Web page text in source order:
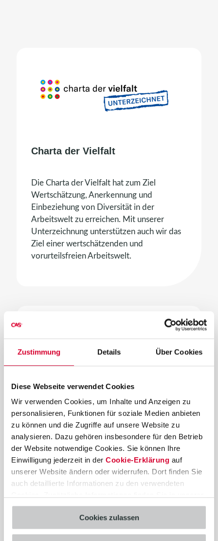
Zustimmung Details Über Cookies
Diese Webseite verwendet Cookies
Wir verwenden Cookies, um Inhalte und Anzeigen zu
personalisieren, Funktionen für soziale Medien anbieten
zu können und die Zugriffe auf unsere Website zu
analysieren. Dazu gehören insbesondere für den Betrieb
der Website notwendige Cookies. Sie können Ihre
Einwilligung jederzeit in der Cookie-Erklärung auf
unserer Website ändern oder widerrufen. Dort finden Sie
auch detaillierte Informationen zu den verwendeten
Datenschutzerklärung.
Cookies zulassen
Charta der Vielfalt
Die Charta der Vielfalt hat zum Ziel
Wertschätzung, Anerkennung und
Einbeziehung von Diversität in der
Arbeitswelt zu erreichen. Mit unserer
Unterzeichnung unterstützen auch wir das
Ziel einer wertschätzenden und
vorurteilsfreien Arbeitswelt.
UN Global Compact
DerUN Global Compactsetzt sich für eine
inklusivere und nachhaltigerer Wirtschaft
ein, die allen Menschen nützt. Mit ihrem
Unternehmensführung ein. Unsere